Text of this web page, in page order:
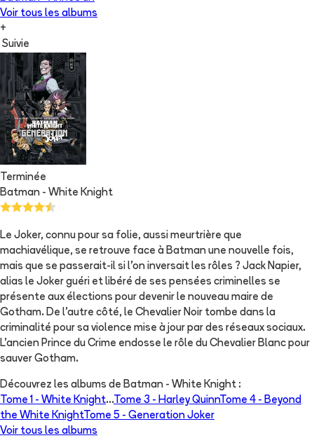
Voir tous les albums
+
Suivie
Terminée
Batman - White Knight
Le Joker, connu pour sa folie, aussi meurtrière que
machiavélique, se retrouve face à Batman une nouvelle fois,
mais que se passerait-il si l'on inversait les rôles ? Jack Napier,
alias le Joker guéri et libéré de ses pensées criminelles se
présente aux élections pour devenir le nouveau maire de
Gotham. De l'autre côté, le Chevalier Noir tombe dans la
criminalité pour sa violence mise à jour par des réseaux sociaux.
L'ancien Prince du Crime endosse le rôle du Chevalier Blanc pour
sauver Gotham.
Découvrez les albums de Batman - White Knight :
Tome 1 - White Knight...Tome 3 - Harley QuinnTome 4 - Beyond
the White KnightTome 5 - Generation Joker
Voir tous les albums